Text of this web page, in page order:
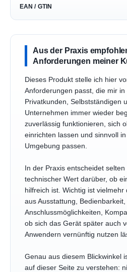
EAN / GTIN
Aus der Praxis
Anforderungen meiner
Dieses Produkt stelle ich hier
Anforderungen passt, die mir
Privatkunden, Selbstständigen
Unternehmen immer wieder
zuverlässig funktionieren, sich
einrichten lassen und sinnvoll
Umgebung passen.
In der Praxis entscheidet
technischer Wert darüber, ob
hilfreich ist. Wichtig ist vielmehr
aus Ausstattung, Bedienbarkeit,
Anschlussmöglichkeiten,
ob sich das Gerät später auch
Anwendern vernünftig nutzen
Genau aus diesem Blickwinkel
auf dieser Seite zu verstehen: